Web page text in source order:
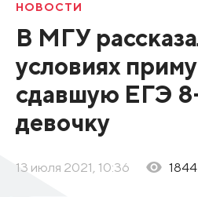
НОВОСТИ
В МГУ
условиях
сдавшую ЕГЭ
девочку
13 июля 2021, 10:36 1844